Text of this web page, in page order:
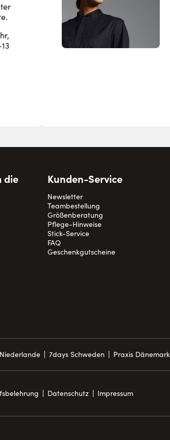
die
Kunden-Service
Newsletter
Teambestellung
Größenberatung
Pflege-Hinweise
Stick-Service
FAQ
Geschenkgutscheine
7days Schweden Praxis Dänemark
Datenschutz Impressum